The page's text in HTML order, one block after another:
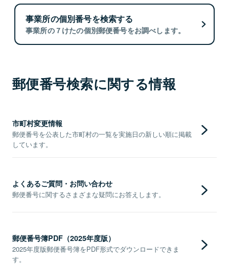
事業所の個別番号を検索する
事業所の７けたの個別郵便番号をお調べします。
郵便番号検索に関する情報
市町村変更情報
郵便番号を公表した市町村の一覧を実施日の新しい順に掲載
しています。
よくあるご質問・お問い合わせ
郵便番号に関するさまざまな疑問にお答えします。
郵便番号簿PDF（2025年度版）
2025年度版郵便番号簿をPDF形式でダウンロードできま
す。